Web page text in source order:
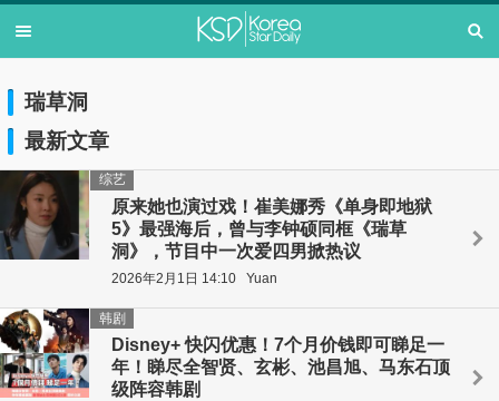
瑞草洞
最新文章
原来她也演过戏！崔美娜秀《单身即地狱
5》最强海后，曾与李钟硕同框《瑞草
洞》，节目中一次爱四男掀热议
综艺
2026年2月1日 14:10 Yuan
Disney+ 快闪优惠！7个月价钱即可睇足一
年！睇尽全智贤、玄彬、池昌旭、马东石顶
级阵容韩剧
韩剧